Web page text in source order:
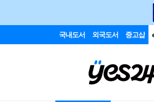
국내도서 외국도서 중고샵